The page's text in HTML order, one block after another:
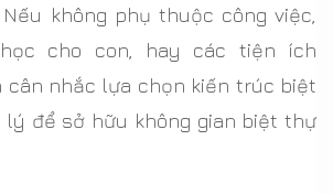
không phụ thuộc công việc,
cho con, hay các tiện ích
cân nhắc lựa chọn kiến trúc biệt
để sở hữu không gian biệt thự